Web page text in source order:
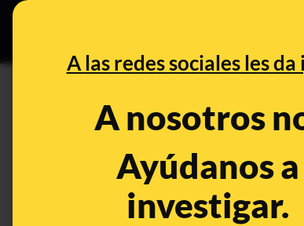
A las redes sociales les da
A nosotros
Ayúdanos a
investigar.
Es falso que las
cuesten "3.000 euros"